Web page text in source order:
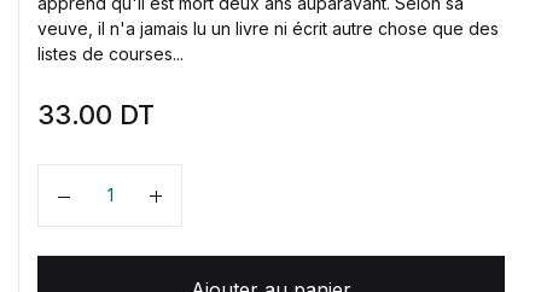
veuve, il n'a jamais lu un livre ni écrit autre chose que des
listes de courses...
33.00 DT
Quantité